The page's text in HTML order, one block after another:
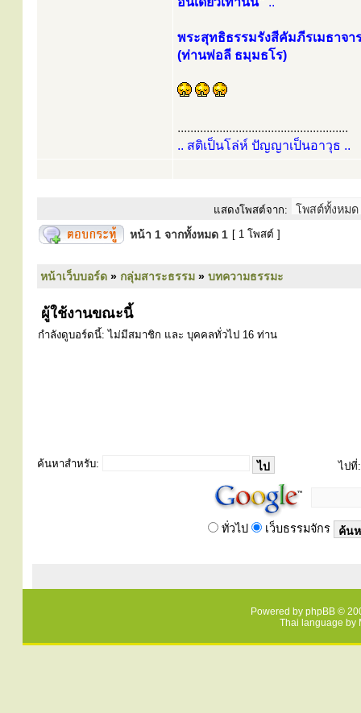
พระสุทธิธรรมรังสีคัมภีรเมธาจา
(ท่านพ่อลี ธมฺมธโร)
.....................................................
.. สติเป็นโล่ห์ ปัญญาเป็นอาวุธ ..
แสดงโพสต์จาก:
หน้า 1 จากทั้งหมด 1 [ 1 โพสต์ ]
หน้าเว็บบอร์ด » กลุ่มสาระธรรม » บทความธรรมะ
ผู้ใช้งานขณะนี้
กำลังดูบอร์ดนี้: ไม่มีสมาชิก และ บุคคลทั่วไป 16 ท่าน
ค้นหาสำหรับ: ไปที่:
ทั่วไป เว็บธรรมจักร
Powered by phpBB ©
Thai language by